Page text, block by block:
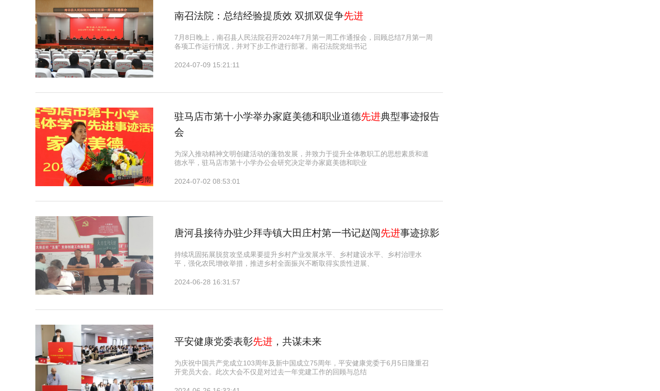
南召法院：总结经验提质效 双抓双促争先进
7月8日晚上，南召县人民法院召开2024年7月第一周工作通报会，回顾总结7月第一周
各项工作运行情况，并对下步工作进行部署。南召法院党组书记
2024-07-09 15:21:11
驻马店市第十小学举办家庭美德和职业道德先进典型事迹报告
会
为深入推动精神文明创建活动的蓬勃发展，并致力于提升全体教职工的思想素质和道
德水平，驻马店市第十小学办公会研究决定举办家庭美德和职业
2024-07-02 08:53:01
唐河县接待办驻少拜寺镇大田庄村第一书记赵闯先进事迹掠影
持续巩固拓展脱贫攻坚成果要提升乡村产业发展水平、乡村建设水平、乡村治理水
平，强化农民增收举措，推进乡村全面振兴不断取得实质性进展、
2024-06-28 16:31:57
平安健康党委表彰先进 ，共谋未来
为庆祝中国共产党成立103周年及新中国成立75周年，平安健康党委于6月5日隆重召
开党员大会。此次大会不仅是对过去一年党建工作的回顾与总结